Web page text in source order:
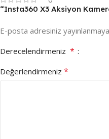
“Insta360 X3 Aksiyon
E-posta adresiniz
Derecelendirmeniz *
Değerlendirmeniz *